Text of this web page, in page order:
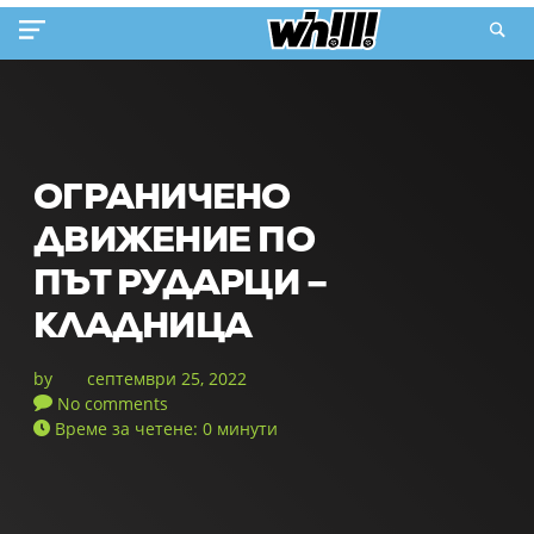
ОГРАНИЧЕНО
ДВИЖЕНИЕ ПО
ПЪТ РУДАРЦИ –
КЛАДНИЦА
by
септември 25, 2022
No comments
Време за четене: 0 минути